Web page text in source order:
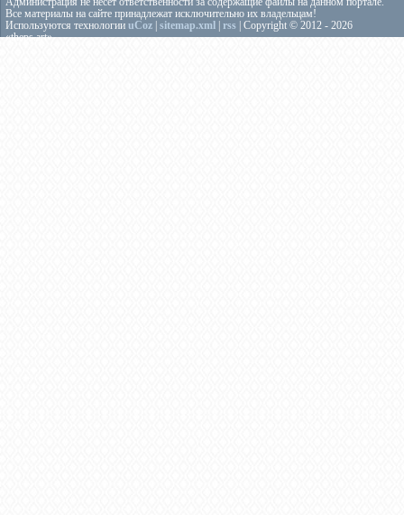
Все материалы на сайте принадлежат исключительно их владельцам!
Используются технологии uCoz sitemap.xml rss | Copyright © 2012 - 2026
«theps.art»